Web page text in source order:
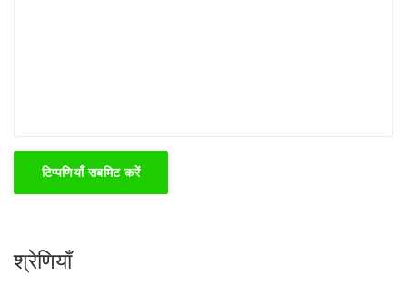
टिप्पणियाँ सबमिट करें
श्रेणियाँ